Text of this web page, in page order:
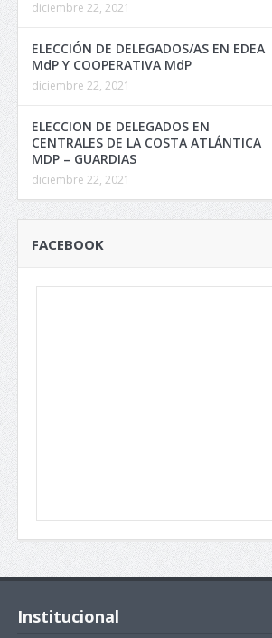
diciembre 22, 2021
ELECCIÓN DE DELEGADOS/AS EN EDEA
MdP Y COOPERATIVA MdP
diciembre 22, 2021
ELECCION DE DELEGADOS EN
CENTRALES DE LA COSTA ATLÁNTICA
MDP – GUARDIAS
diciembre 22, 2021
FACEBOOK
Institucional